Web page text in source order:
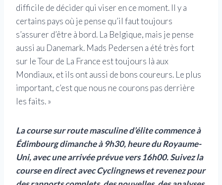
difficile de décider qui viser en ce moment. Il y a
certains pays où je pense qu’il faut toujours
s’assurer d’être à bord. La Belgique, mais je pense
aussi au Danemark. Mads Pedersen a été très fort
sur le Tour de La France est toujours là aux
Mondiaux, et ils ont aussi de bons coureurs. Le plus
important, c’est que nous ne courons pas derrière
les faits. »
La course sur route masculine d’élite commence à
Édimbourg dimanche à 9h30, heure du Royaume-
Uni, avec une arrivée prévue vers 16h00. Suivez la
course en direct avec Cyclingnews et revenez pour